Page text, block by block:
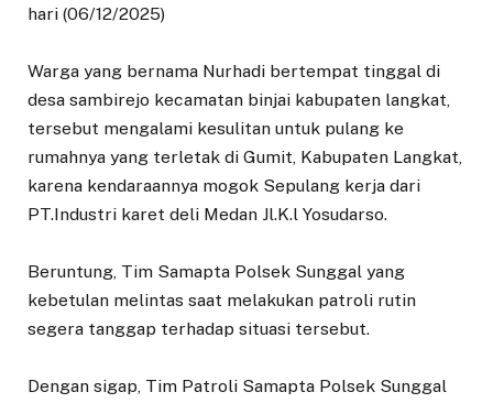
hari (06/12/2025)
‎Warga yang bernama Nurhadi bertempat tinggal di
desa sambirejo kecamatan binjai kabupaten langkat,
‎tersebut mengalami kesulitan untuk pulang ke
rumahnya yang terletak di Gumit, Kabupaten Langkat,
karena kendaraannya mogok Sepulang kerja dari
PT.Industri karet deli Medan Jl.K.l Yosudarso.
‎Beruntung, Tim Samapta Polsek Sunggal yang
kebetulan melintas saat melakukan patroli rutin
segera tanggap terhadap situasi tersebut.
‎Dengan sigap, Tim Patroli Samapta Polsek Sunggal